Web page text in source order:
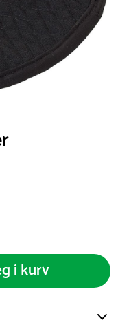
i kurv